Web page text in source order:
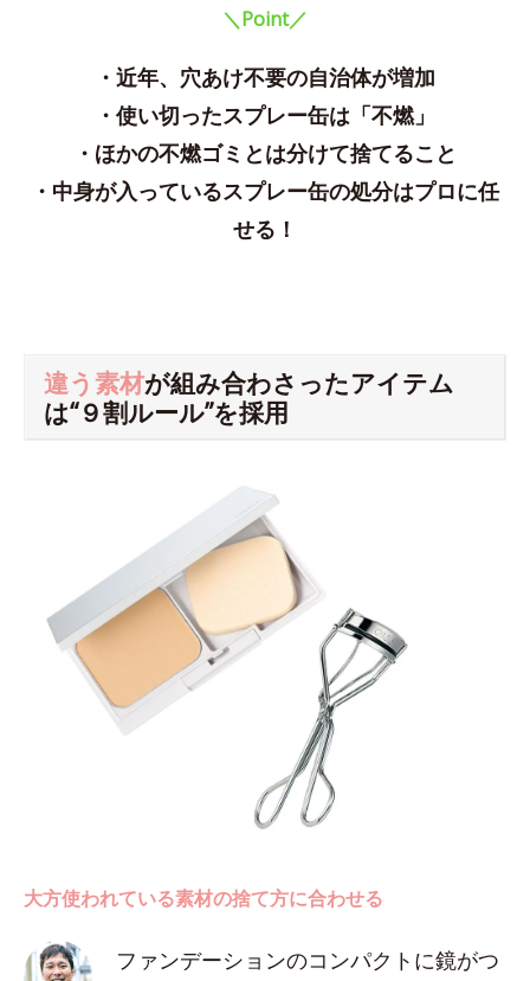
＼Point／
・近年、穴あけ不要の自治体が増加
・使い切ったスプレー缶は「不燃」
・ほかの不燃ゴミとは分けて捨てること
・中身が入っているスプレー缶の処分はプロに任
せる！
違う素材が組み合わさったアイテム
は“９割ルール”を採用
大方使われている素材の捨て方に合わせる
ファンデーションのコンパクトに鏡がつ